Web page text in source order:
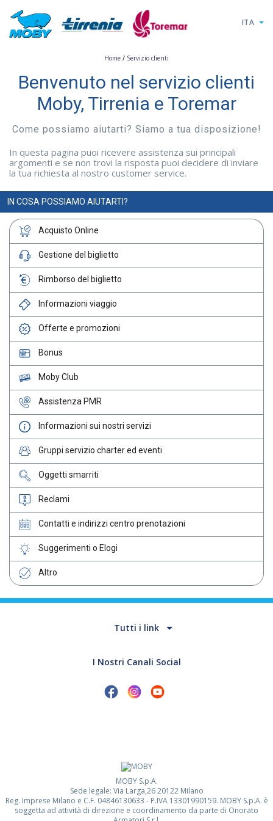
ITA
Home / Servizio clienti
Benvenuto nel servizio clienti
Moby, Tirrenia e Toremar
Come possiamo aiutarti? Siamo a tua disposizione!
In questa pagina puoi ricevere assistenza sui principali
argomenti e se non trovi la risposta puoi decidere di inviare
la tua richiesta al nostro customer service.
IN COSA POSSIAMO AIUTARTI?
Acquisto Online
Gestione del biglietto
Rimborso del biglietto
Informazioni viaggio
Offerte e promozioni
Bonus
Moby Club
Assistenza PMR
Informazioni sui nostri servizi
Gruppi servizio charter ed eventi
Oggetti smarriti
Reclami
Contatti e indirizzi centro prenotazioni
Suggerimenti o Elogi
Altro
Tutti i link
I Nostri Canali Social
MOBY S.p.A.
Sede legale: Via Larga,26 20122 Milano
Reg. Imprese Milano e C.F. 04846130633 - P.IVA 13301990159. MOBY S.p.A. è
soggetta ad attività di direzione e coordinamento da parte di Onorato